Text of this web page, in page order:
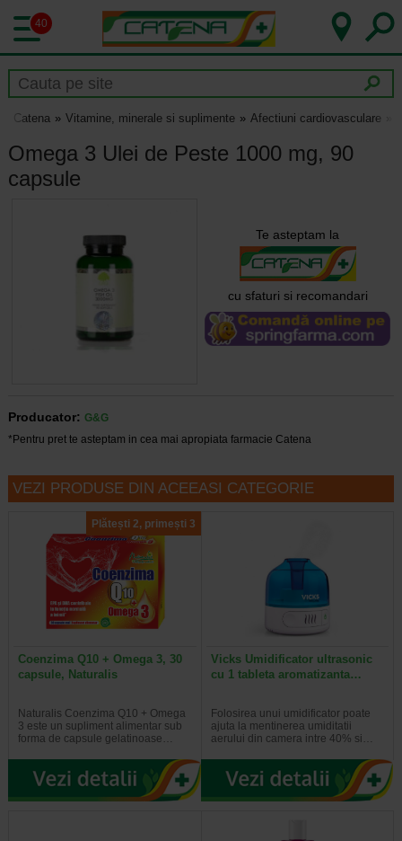
40
Catena Vitamine, minerale si suplimente Afectiuni cardiovasculare
Omega 3 Ulei de Peste 1000 mg, 90
capsule
Te asteptam la
cu sfaturi si recomandari
Producator: G&G
*Pentru pret te asteptam in cea mai apropiata farmacie Catena
VEZI PRODUSE DIN ACEEASI CATEGORIE
Plătești 2, primești 3
Coenzima Q10 + Omega 3, 30
capsule, Naturalis
Naturalis Coenzima Q10 + Omega
3 este un supliment alimentar sub
forma de capsule gelatinoase…
Vicks Umidificator ultrasonic
cu 1 tableta aromatizanta…
Folosirea unui umidificator poate
ajuta la mentinerea umiditatii
aerului din camera intre 40% si…